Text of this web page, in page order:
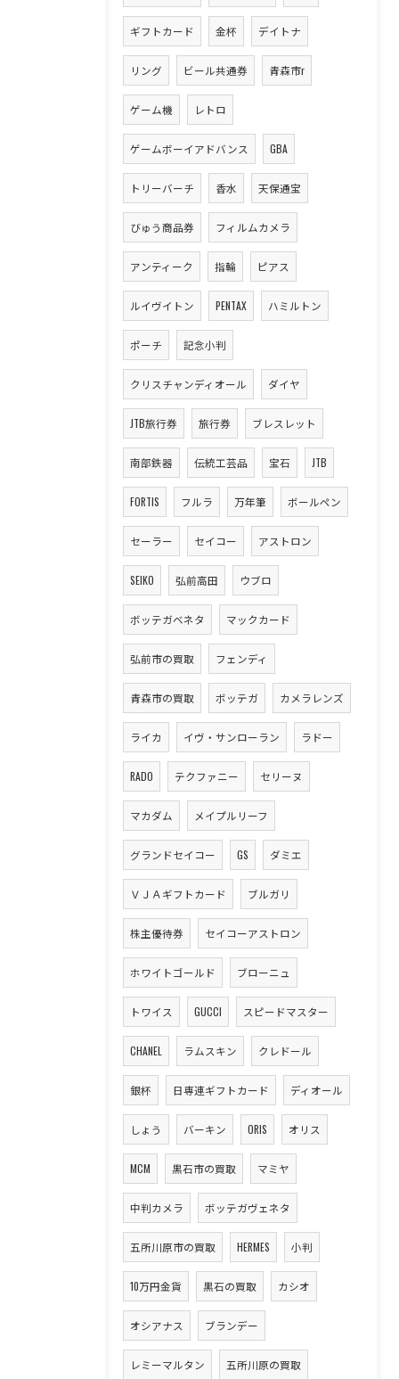
ギフトカード 金杯 デイトナ
リング ビール共通券 青森市r
ゲーム機 レトロ
ゲームボーイアドバンス GBA
トリーバーチ 香水 天保通宝
びゅう商品券 フィルムカメラ
アンティーク 指輪 ピアス
ルイヴイトン PENTAX ハミルトン
ポーチ 記念小判
クリスチャンディオール ダイヤ
JTB旅行券 旅行券 ブレスレット
南部鉄器 伝統工芸品 宝石 JTB
FORTIS フルラ 万年筆 ボールペン
セーラー セイコー アストロン
SEIKO 弘前高田 ウブロ
ボッテガベネタ マックカード
弘前市の買取 フェンディ
青森市の買取 ボッテガ カメラレンズ
ライカ イヴ・サンローラン ラドー
RADO テクファニー セリーヌ
マカダム メイプルリーフ
グランドセイコー GS ダミエ
ＶＪＡギフトカード ブルガリ
株主優待券 セイコーアストロン
ホワイトゴールド ブローニュ
トワイス GUCCI スピードマスター
CHANEL ラムスキン クレドール
銀杯 日専連ギフトカード ディオール
しょう バーキン ORIS オリス
MCM 黒石市の買取 マミヤ
中判カメラ ボッテガヴェネタ
五所川原市の買取 HERMES 小判
10万円金貨 黒石の買取 カシオ
オシアナス ブランデー
レミーマルタン 五所川原の買取